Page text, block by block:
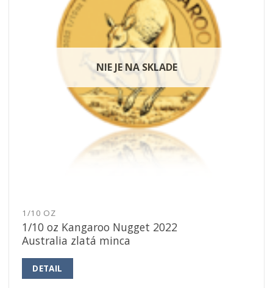
NIE JE NA SKLADE
1/10 OZ
1/10 oz Kangaroo Nugget 2022
Australia zlatá minca
DETAIL